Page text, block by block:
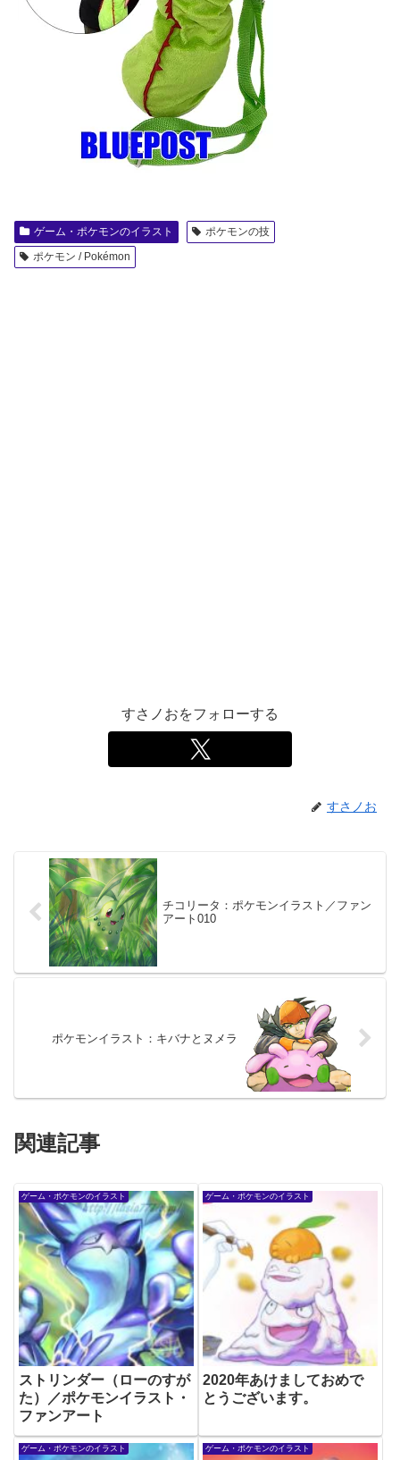
ゲーム・ポケモンのイラスト
ポケモンの技
ポケモン / Pokémon
すさノおをフォローする
すさノお
チコリータ：ポケモンイラスト／ファン
アート010
ポケモンイラスト：キバナとヌメラ
関連記事
ゲーム・ポケモンのイラスト
ストリンダー（ローのすが
た）／ポケモンイラスト・
ファンアート
ゲーム・ポケモンのイラスト
2020年あけましておめで
とうございます。
ゲーム・ポケモンのイラスト ゲーム・ポケモンのイラスト